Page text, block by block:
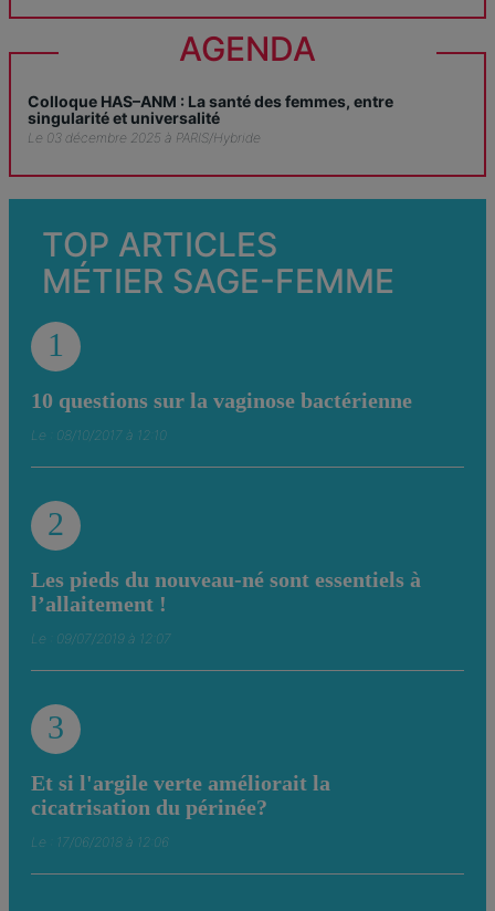
AGENDA
Colloque HAS–ANM : La santé des femmes, entre
singularité et universalité
Le 03 décembre 2025 à PARIS/Hybride
TOP ARTICLES
MÉTIER SAGE-FEMME
1
10 questions sur la vaginose bactérienne
Le : 08/10/2017 à 12:10
2
Les pieds du nouveau-né sont essentiels à
l’allaitement !
Le : 09/07/2019 à 12:07
3
Et si l'argile verte améliorait la
cicatrisation du périnée?
Le : 17/06/2018 à 12:06